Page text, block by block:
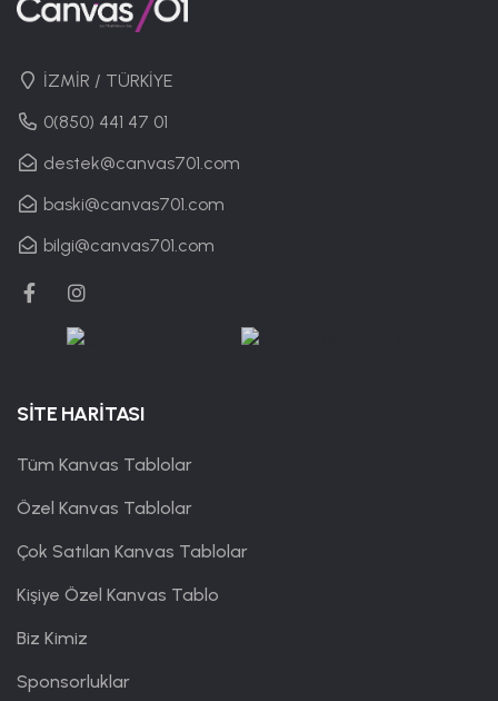
İZMİR / TÜRKİYE
0(850) 441 47 01
destek@canvas701.com
baski@canvas701.com
bilgi@canvas701.com
SİTE HARİTASI
Tüm Kanvas Tablolar
Özel Kanvas Tablolar
Çok Satılan Kanvas Tablolar
Kişiye Özel Kanvas Tablo
Biz Kimiz
Sponsorluklar